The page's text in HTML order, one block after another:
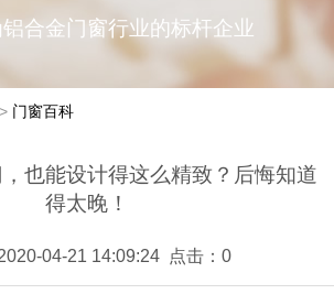
合金门窗行业的标杆企业
门窗百科
也能设计得这么精致？后悔知道
得太晚！
04-21 14:09:24 点击： 0